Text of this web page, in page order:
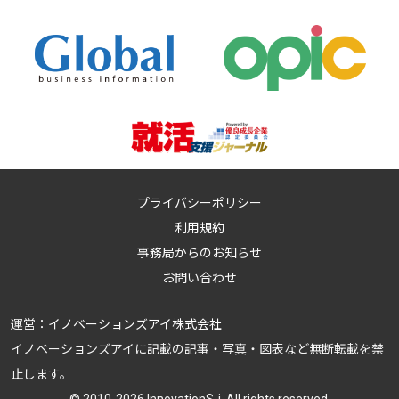
プライバシーポリシー
利用規約
事務局からのお知らせ
お問い合わせ
運営： イノベーションズアイ株式会社
イノベーションズアイに記載の記事・写真・図表など無断転載を禁
止します。